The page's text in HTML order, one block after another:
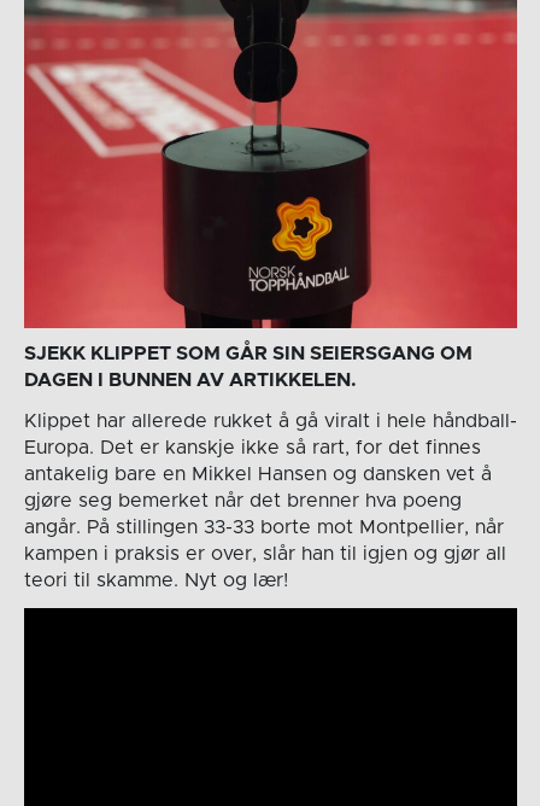
SJEKK KLIPPET SOM GÅR SIN SEIERSGANG OM
DAGEN I BUNNEN AV ARTIKKELEN.
Klippet har allerede rukket å gå viralt i hele håndball-
Europa. Det er kanskje ikke så rart, for det finnes
antakelig bare en Mikkel Hansen og dansken vet å
gjøre seg bemerket når det brenner hva poeng
angår. På stillingen 33-33 borte mot Montpellier, når
kampen i praksis er over, slår han til igjen og gjør all
teori til skamme. Nyt og lær!